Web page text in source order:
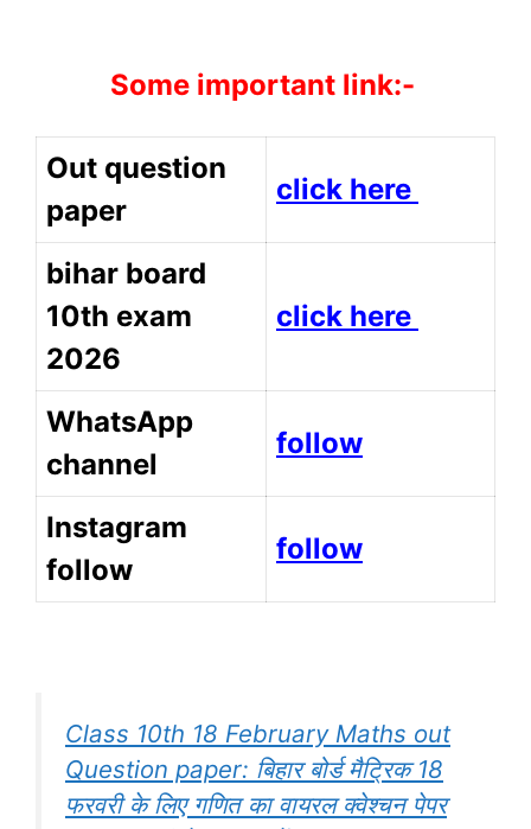
Some important link:-
Out question
paper
click here
bihar board
10th exam
2026
click here
WhatsApp
channel
follow
Instagram
follow
follow
Class 10th 18 February Maths out
Question paper: बिहार बोर्ड मैट्रिक 18
फरवरी के लिए गणित का वायरल क्वेश्चन पेपर